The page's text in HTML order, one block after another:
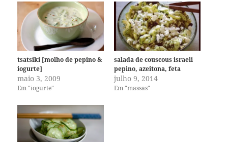
tsatsiki [molho de pepino &
iogurte]
maio 3, 2009
Em "iogurte"
salada de couscous israeli
pepino, azeitona, feta
julho 9, 2014
Em "massas"